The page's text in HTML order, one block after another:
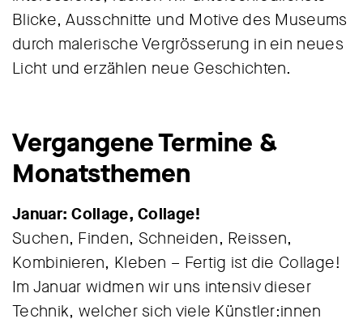
Blicke, Ausschnitte und Motive des Museums
durch malerische Vergrösserung in ein neues
Licht und erzählen neue Geschichten.
Vergangene Termine &
Monatsthemen
Januar: Collage, Collage!
Suchen, Finden, Schneiden, Reissen,
Kombinieren, Kleben – Fertig ist die Collage!
Im Januar widmen wir uns intensiv dieser
Technik, welcher sich viele Künstler:innen